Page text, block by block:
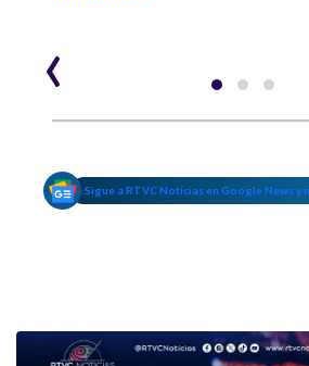
‹
Sigue a RTVC Noticias en Google News y